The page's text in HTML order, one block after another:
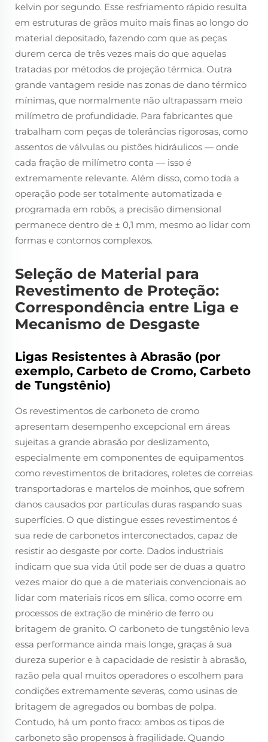
kelvin por segundo. Esse resfriamento rápido resulta
em estruturas de grãos muito mais finas ao longo do
material depositado, fazendo com que as peças
durem cerca de três vezes mais do que aquelas
tratadas por métodos de projeção térmica. Outra
grande vantagem reside nas zonas de dano térmico
mínimas, que normalmente não ultrapassam meio
milímetro de profundidade. Para fabricantes que
trabalham com peças de tolerâncias rigorosas, como
assentos de válvulas ou pistões hidráulicos — onde
cada fração de milímetro conta — isso é
extremamente relevante. Além disso, como toda a
operação pode ser totalmente automatizada e
programada em robôs, a precisão dimensional
permanece dentro de ± 0,1 mm, mesmo ao lidar com
formas e contornos complexos.
Seleção de Material para
Revestimento de Proteção:
Correspondência entre Liga e
Mecanismo de Desgaste
Ligas Resistentes à Abrasão (por
exemplo, Carbeto de Cromo, Carbeto
de Tungstênio)
Os revestimentos de carboneto de cromo
apresentam desempenho excepcional em áreas
sujeitas a grande abrasão por deslizamento,
especialmente em componentes de equipamentos
como revestimentos de britadores, roletes de correias
transportadoras e martelos de moinhos, que sofrem
danos causados por partículas duras raspando suas
superfícies. O que distingue esses revestimentos é
sua rede de carbonetos interconectados, capaz de
resistir ao desgaste por corte. Dados industriais
indicam que sua vida útil pode ser de duas a quatro
vezes maior do que a de materiais convencionais ao
lidar com materiais ricos em sílica, como ocorre em
processos de extração de minério de ferro ou
britagem de granito. O carboneto de tungstênio leva
essa performance ainda mais longe, graças à sua
dureza superior e à capacidade de resistir à abrasão,
razão pela qual muitos operadores o escolhem para
condições extremamente severas, como usinas de
britagem de agregados ou bombas de polpa.
Contudo, há um ponto fraco: ambos os tipos de
carboneto são propensos à fragilidade. Quando